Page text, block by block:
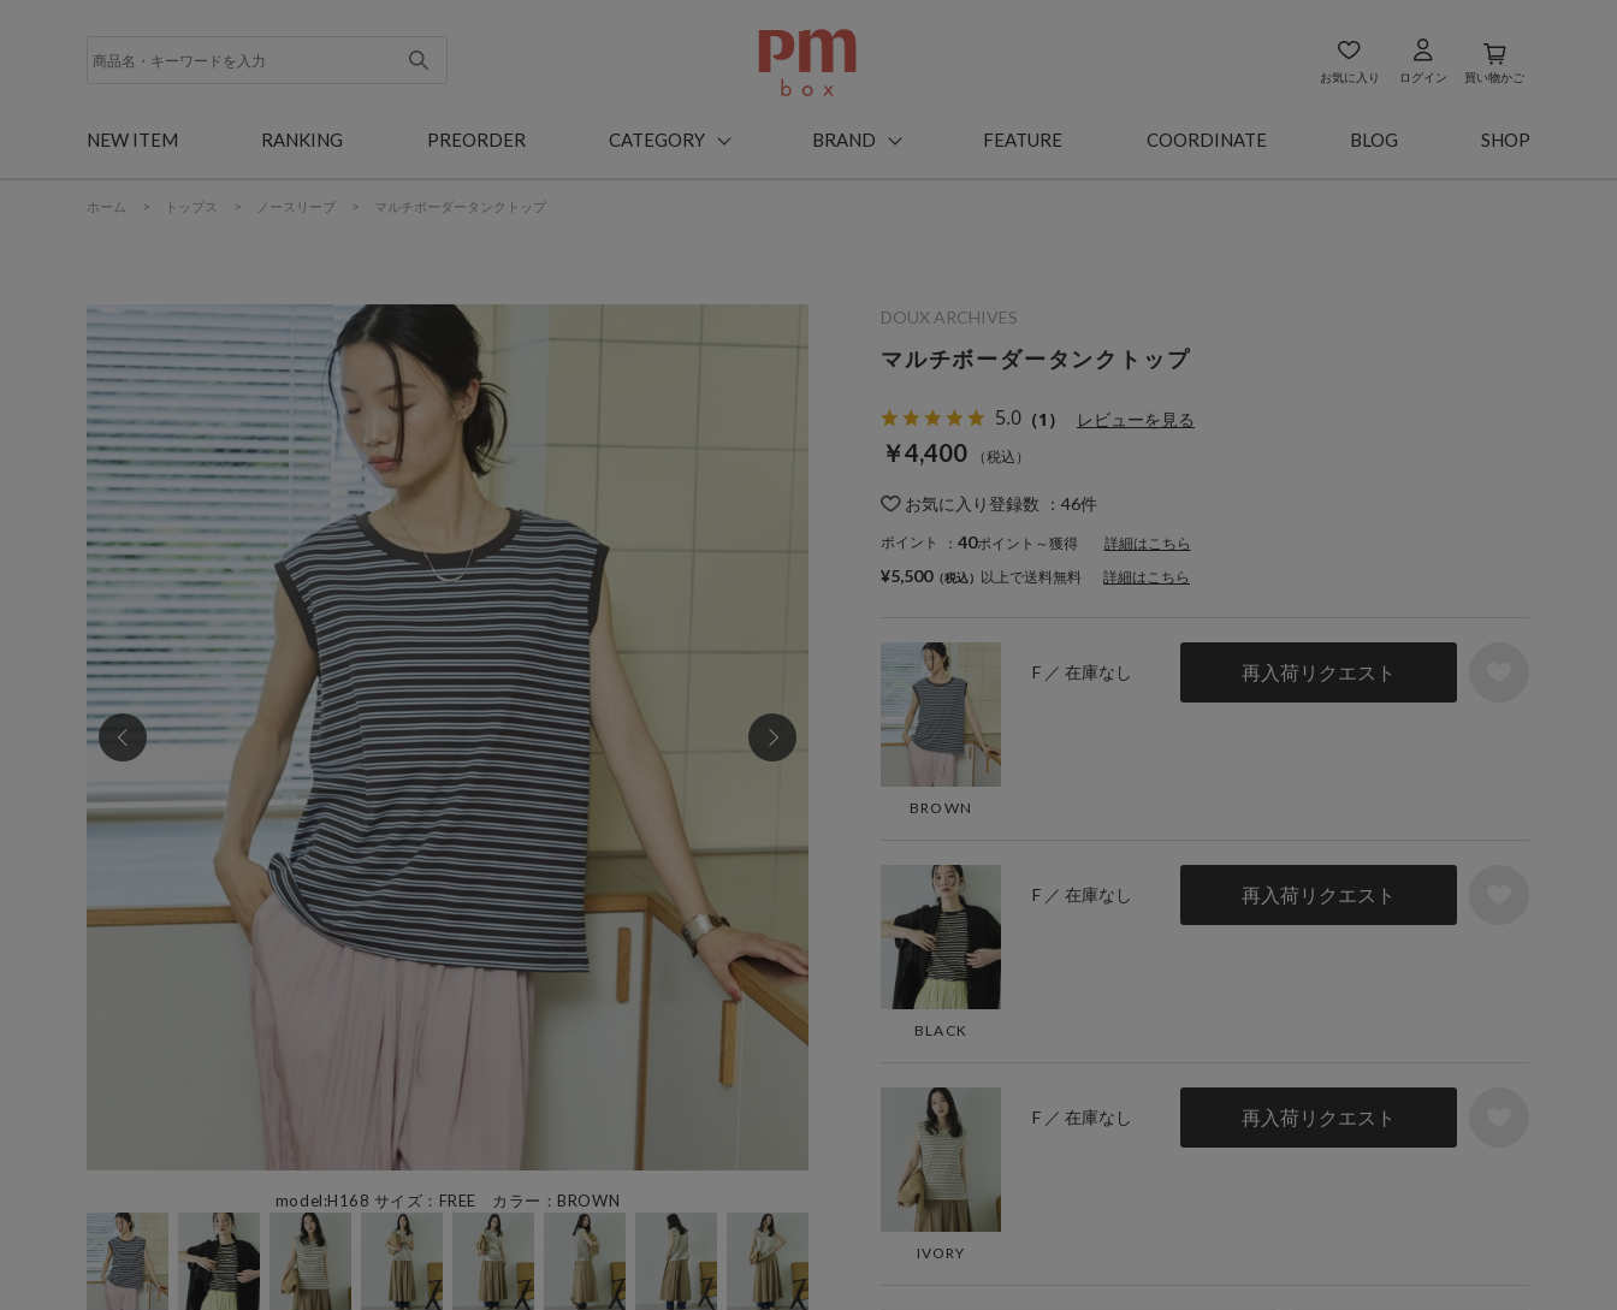
お気に入り ログイン 買い物かご
NEW ITEM RANKING PREORDER CATEGORY BRAND FEATURE COORDINATE BLOG SHOP
ホーム > トップス > ノースリーブ > マルチボーダータンクトップ
model:H168 サイズ：FREE カラー：BROWN
マルチボーダータンクトップ
5.0 （1） レビューを見る
￥4,400
お気に入り登録数 ：46件
ポイント ： 40ポイント～獲得 詳細はこちら
BROWN
F ／ 在庫なし 再入荷リクエスト
BLACK
F ／ 在庫なし 再入荷リクエスト
IVORY
F ／ 在庫なし 再入荷リクエスト
DOUX ARCHIVES
¥5,500 以上で送料無料 詳細はこちら